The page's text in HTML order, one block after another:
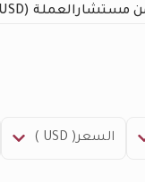
مستشارالعملة (USD)
السعر( USD )